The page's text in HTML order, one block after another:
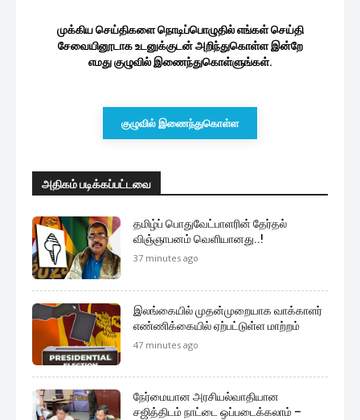
முக்கிய செய்திகளை நொடிப்பொழுதில் எங்கள் செய்தி
சேவையினூடாக உடனுக்குடன் அறிந்துகொள்ள இன்றே
எமது குழுவில் இணைந்துகொள்ளுங்கள்.
குழுவில் இணைந்துகொள்ள
அதிகம் படிக்கப்பட்டவை
தமிழ்ப் பொதுவேட்பாளரின் தேர்தல்
விஞ்ஞாபனம் வெளியானது..!
37 minutes ago
இலங்கையில் முதன்முறையாக வாக்காளர்
எண்ணிக்கையில் ஏற்பட்டுள்ள மாற்றம்
47 minutes ago
நேர்மையான அரசியல்வாதியான
சஜித்திடம் நாட்டை ஒப்படைக்கலாம் –